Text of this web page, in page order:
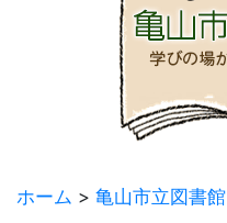
ホーム 亀山市立図書館